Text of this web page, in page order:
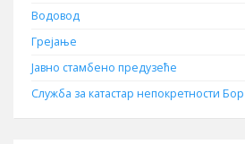
Водовод
Грејање
Јавно стамбено предузеће
Служба за катастар непокретности Бор